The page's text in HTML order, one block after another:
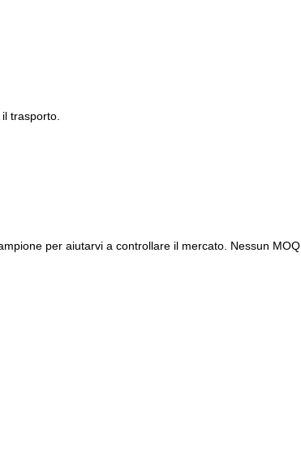
trasporto.
per aiutarvi a controllare il mercato. Nessun MOQ